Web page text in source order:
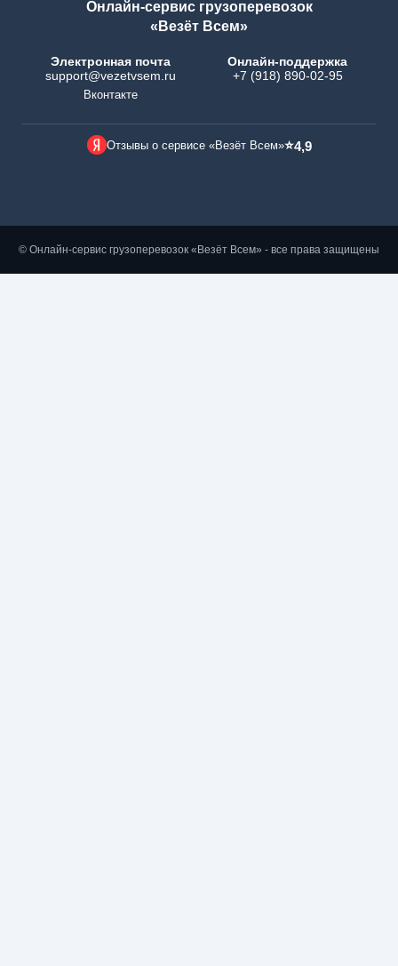
Онлайн-сервис грузоперевозок
«Везёт Всем»
Электронная почта
support@vezetvsem.ru
Вконтакте
Онлайн-поддержка
+7 (918) 890-02-95
Отзывы о сервисе «Везёт Всем»⭐4,9
© Онлайн-сервис грузоперевозок «Везёт Всем» - все права защищены